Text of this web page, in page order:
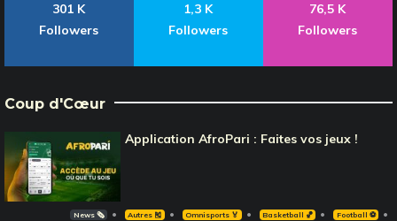
301 K
Followers
1,3 K
Followers
76,5 K
Followers
Coup d'Cœur
Application AfroPari : Faites vos jeux !
News 🗞️ Autres 🎽 Omnisports 🏅 Basketball 🏀 Football ⚽️